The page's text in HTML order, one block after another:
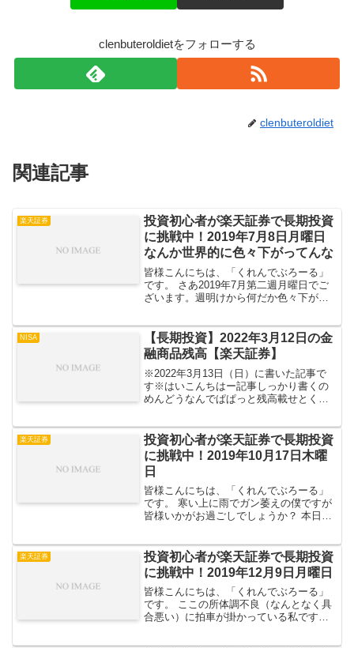
clenbuteroldietをフォローする
clenbuteroldiet
関連記事
楽天証券
投資初心者が楽天証券で長期投資
に挑戦中！2019年7月8日月曜日
なんか世界的に色々下がってんな
皆様こんにちは、「くれんでぶろーる」
です。 さあ2019年7月第二週月曜日でご
ざいます。週明けから何だか色々下がっ
信託楽ラップ債券金 // 全体評価損益前
日比 ...
NISA
【長期投資】2022年3月12日の金
融商品残高【楽天証券】
※2022年3月13日（日）に書いた記事で
す※はいこんちはー記事しっかり書くの
めんどうなんでぱぱっと残高載せとく
なっちゃれられらｗｗｗただ、住石に目
ぇ付けてた俺...
楽天証券
投資初心者が楽天証券で長期投資
に挑戦中！2019年10月17日木曜
日
皆様こんにちは、「くれんでぶろーる」
です。 寒い上に雨でガン萎えの僕ですが
皆様いかがお過ごしでしょうか？ 本日も
全体評価損益前日比+1,124 円全体評価
損...
楽天証券
投資初心者が楽天証券で長期投資
に挑戦中！2019年12月9日月曜日
皆様こんにちは、「くれんでぶろーる」
です。 ここの所体調不良（なんとなく具
合悪い）に拍車が掛かっている私です